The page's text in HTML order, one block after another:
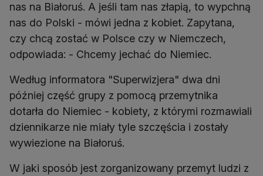
nas na Białoruś. A jeśli tam nas złapią, to wypchną
nas do Polski - mówi jedna z kobiet. Zapytana,
czy chcą zostać w Polsce czy w Niemczech,
odpowiada: - Chcemy jechać do Niemiec.
Według informatora "Superwizjera" dwa dni
później część grupy z pomocą przemytnika
dotarła do Niemiec - kobiety, z którymi rozmawiali
dziennikarze nie miały tyle szczęścia i zostały
wywiezione na Białoruś.
W jaki sposób jest zorganizowany przemyt ludzi z